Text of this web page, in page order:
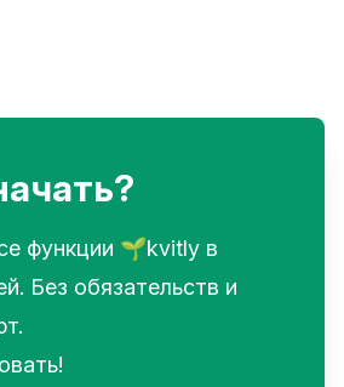
функции 🌱kvitly в
Без обязательств и